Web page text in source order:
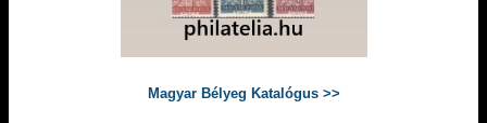
Magyar Bélyeg Katalógus >>